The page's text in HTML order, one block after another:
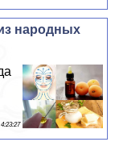
народных